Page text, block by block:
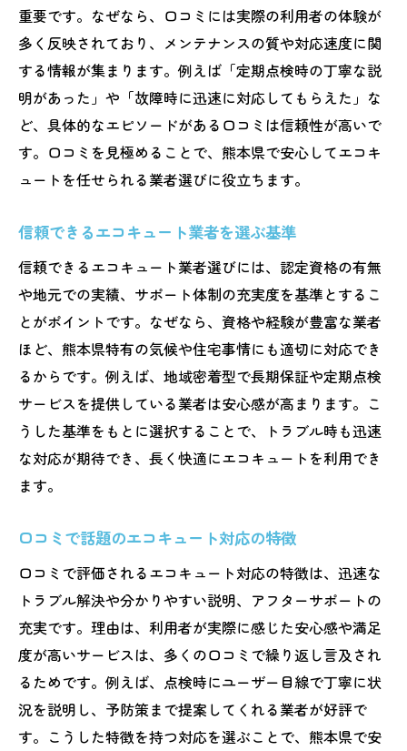
重要です。なぜなら、口コミには実際の利用者の体験が
多く反映されており、メンテナンスの質や対応速度に関
する情報が集まります。例えば「定期点検時の丁寧な説
明があった」や「故障時に迅速に対応してもらえた」な
ど、具体的なエピソードがある口コミは信頼性が高いで
す。口コミを見極めることで、熊本県で安心してエコキ
ュートを任せられる業者選びに役立ちます。
信頼できるエコキュート業者を選ぶ基準
信頼できるエコキュート業者選びには、認定資格の有無
や地元での実績、サポート体制の充実度を基準とするこ
とがポイントです。なぜなら、資格や経験が豊富な業者
ほど、熊本県特有の気候や住宅事情にも適切に対応でき
るからです。例えば、地域密着型で長期保証や定期点検
サービスを提供している業者は安心感が高まります。こ
うした基準をもとに選択することで、トラブル時も迅速
な対応が期待でき、長く快適にエコキュートを利用でき
ます。
口コミで話題のエコキュート対応の特徴
口コミで評価されるエコキュート対応の特徴は、迅速な
トラブル解決や分かりやすい説明、アフターサポートの
充実です。理由は、利用者が実際に感じた安心感や満足
度が高いサービスは、多くの口コミで繰り返し言及され
るためです。例えば、点検時にユーザー目線で丁寧に状
況を説明し、予防策まで提案してくれる業者が好評で
す。こうした特徴を持つ対応を選ぶことで、熊本県で安